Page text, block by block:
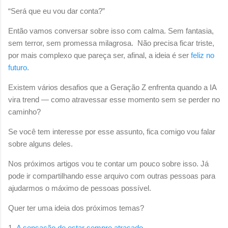
“Será que eu vou dar conta?”
Então vamos conversar sobre isso com calma. Sem fantasia,
sem terror, sem promessa milagrosa. Não precisa ficar triste,
por mais complexo que pareça ser, afinal, a ideia é ser feliz no
futuro.
Existem vários desafios que a Geração Z enfrenta quando a IA
vira trend — como atravessar esse momento sem se perder no
caminho?
Se você tem interesse por esse assunto, fica comigo vou falar
sobre alguns deles.
Nos próximos artigos vou te contar um pouco sobre isso. Já
pode ir compartilhando esse arquivo com outras pessoas para
ajudarmos o máximo de pessoas possível.
Quer ter uma ideia dos próximos temas?